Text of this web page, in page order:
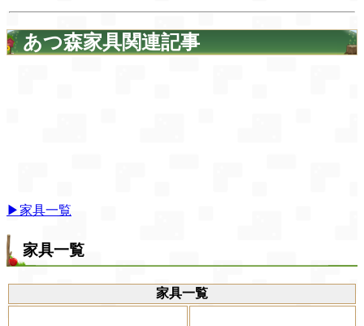
あつ森家具関連記事
▶家具一覧
家具一覧
家具一覧